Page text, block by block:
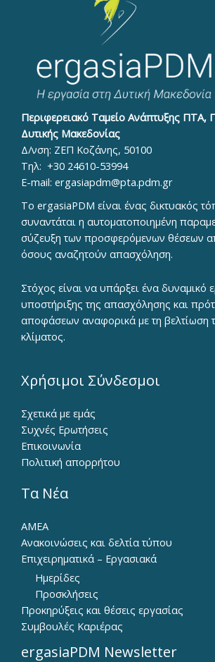
Περιφερειακό Ταμείο Ανάπτυξης ΠΤΑ,
Δυτικής Μακεδονίας
Δ/νση: ΖΕΠ Κοζάνης, 50100
Τηλ: +30 24610-53994
E-mail: ergasiapdm@pta.pdm.gr
To ergasiaPDM είναι ένας δικτυακός
συναντάται η αυτοματοποιημένη
σύζευξη των προσφερόμενων θέσεων
όσους αναζητούν απασχόληση.
Στόχος είναι να υπάρξει ένα δυναμικό
υποστήριξης της απασχόλησης και
αποφάσεων αναφορικά με τη βελτίωση
κλίματος.
Χρήσιμοι Σύνδεσμοι
Σχετικά με εμάς
Συχνές Ερωτήσεις
Επικοινωνία
Πολιτική απορρήτου
Τα Νέα
ΑΜΕΑ
Ανακοινώσεις και δελτία τύπου
Επιχειρηματικά – Εργασιακά
Ημερίδες
Προσκλήσεις
Προκηρύξεις και θέσεις εργασίας
Συμβουλές Καριέρας
ergasiaPDM Newsletter